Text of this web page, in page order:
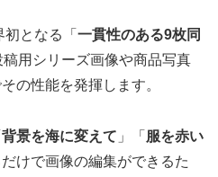
となる「 一貫性のある9枚同
稿用シリーズ画像や商品写真
の性能を発揮します。
背景を海に変えて 」「 服を赤い
だけで画像の編集ができるた